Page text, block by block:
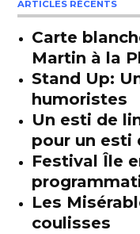
ARTICLES RÉCENTS
Carte
Martin à la
Stand Up:
humoristes
Un esti de
pour un esti
Festival Île
Les
coulisses